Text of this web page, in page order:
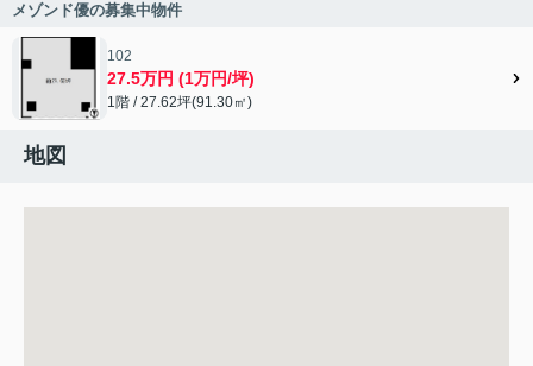
メゾンド優の募集中物件
102
27.5万円 (1万円/坪)
1階 / 27.62坪(91.30㎡)
地図